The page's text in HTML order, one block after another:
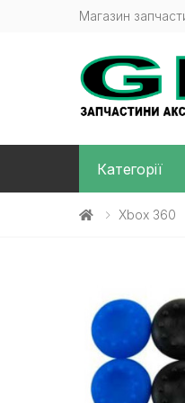
Магазин
Категорії
Xbox 360